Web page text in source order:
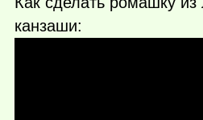
канзаши: